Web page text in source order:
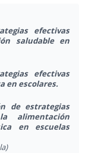
efectivas
saludable en
efectivas
en escolares.
de estrategias
alimentación
en escuelas